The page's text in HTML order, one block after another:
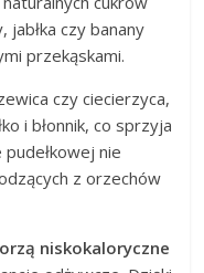
czy banany
przekąskami.
czy ciecierzyca,
i błonnik, co sprzyja
nie
z orzechów
niskokaloryczne